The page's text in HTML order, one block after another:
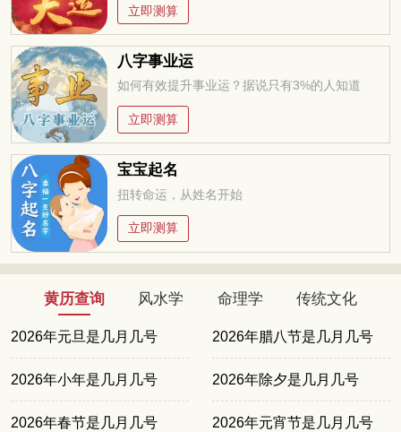
立即测算
八字事业运
如何有效提升事业运？据说只有3%的人知道
立即测算
宝宝起名
扭转命运，从姓名开始
立即测算
黄历查询 风水学 命理学 传统文化
2026年元旦是几月几号 2026年腊八节是几月几号
2026年小年是几月几号 2026年除夕是几月几号
2026年春节是几月几号 2026年元宵节是几月几号